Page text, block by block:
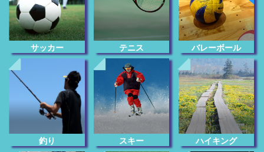
サッカー テニス バレーボール
釣り スキー ハイキング